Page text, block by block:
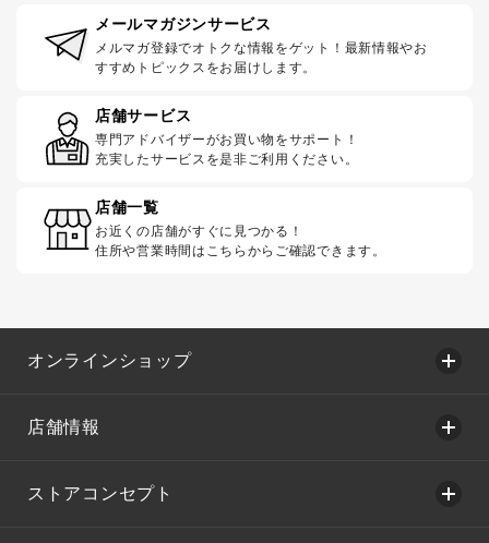
メールマガジンサービス
メルマガ登録でオトクな情報をゲット！最新情報やお
すすめトピックスをお届けします。
店舗サービス
専門アドバイザーがお買い物をサポート！
充実したサービスを是非ご利用ください。
店舗一覧
お近くの店舗がすぐに見つかる！
住所や営業時間はこちらからご確認できます。
オンラインショップ
店舗情報
ストアコンセプト